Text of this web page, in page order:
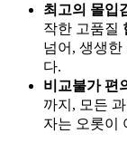
최고의 몰입
작한 고품질
넘어, 생생한
다.
비교불가 편
까지, 모든 과
자는 오롯이